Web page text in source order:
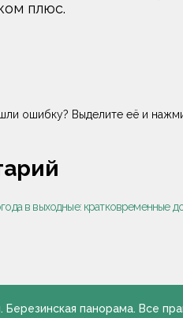
плюс.
ошибку? Выделите её и
в выходные: кратковременные
панорама. Все